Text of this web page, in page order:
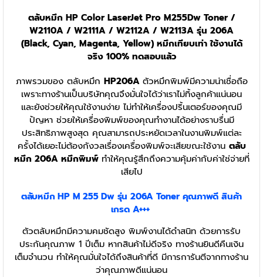
ตลับหมึก HP Color LaserJet Pro M255Dw Toner /
W2110A / W2111A / W2112A / W2113A รุ่น 206A
(Black, Cyan, Magenta, Yellow) หมึกเทียบเท่า ใช้งานได้
จริง 100% ทดสอบแล้ว
ภาพรวมของ ตลับหมึก HP206A ตัวหมึกพิมพ์มีความน่าเชื่อถือ
เพราะทางร้านเป็นบริษัทคุณจึงมั่นใจได้ว่าเราไม่ทิ้งลูกค้าแน่นอน
และยังช่วยให้คุณใช้งานง่าย ไม่ทำให้เครื่องปริ้นเตอร์ของคุณมี
ปัญหา ช่วยให้เครื่องพิมพ์ของคุณทำงานได้อย่างราบรื่นมี
ประสิทธิภาพสูงสุด คุณสามารถประหยัดเวลาในงานพิมพ์แต่ละ
ครั้งได้เยอะไม่ต้องกังวลเรื่องเครื่องพิมพ์จะเสียขณะใช้งาน ตลับ
หมึก 206A หมึกพิมพ์ ทำให้คุณรู้สึกถึงความคุ้มค่ากับค่าใช่จ่ายที่
เสียไป
ตลับหมึก HP M 255 Dw รุ่น 206A Tonerคุณภาพดี สินค้า
เกรด A+++
ตัวตลับหมึกมีความคมชัดสูง พิมพ์งานได้ดำสนิท ด้วยการรับ
ประกันคุณภาพ 1 ปีเต็ม หากสินค้าไม่ดีจริง ทางร้านยินดีคืนเงิน
เต็มจำนวน ทำให้คุณมั่นใจได้ถึงสินค้าที่ดี มีการการันตีจากทางร้าน
ว่าคุณภาพดีแน่นอน